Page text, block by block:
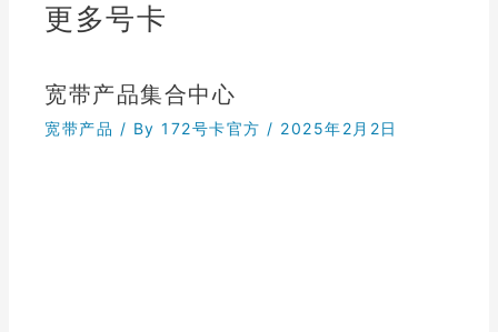
更多号卡
宽带产品集合中心
宽带产品 / By172号卡官方 / 2025年2月2日